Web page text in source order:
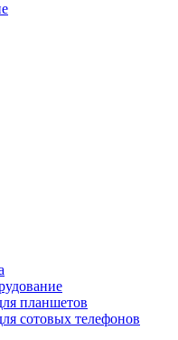
планшетов
сотовых телефонов